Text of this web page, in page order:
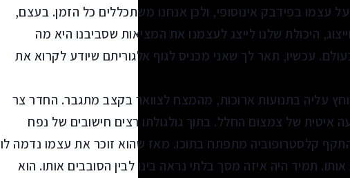
עצמו בפידבק אינוסופי, ולכן אנחנו משתכללים כל הזמן. בעצם,
היכולת שלנו לייצג לעצמנו את המציאות שסביבנו היא מה
עכשיו, תאר לך שאני מכניס לגוף אלגוריתם שיודע לקרוא את
עליה בתנועות ארוכות, מהמצח לצוואר בקצב מתגבר. החדר צר
איטית של צמצום החלל. בתוך גולגולתו רצים חישובים של נפח
קלסטרופוביה מתפתח בתוכו. מאז שהוא זוכר את עצמו נדמה לו
תמיד היה איזה מסך בלתי נראה בינו לבין הסובבים אותו. הוא